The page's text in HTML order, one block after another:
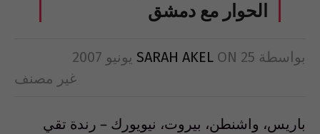
الحوار مع دمشق
بواسطة SARAH AKEL ON 25 يونيو 2007
غير مصنف
باريس، واشنطن، بيروت، نيويورك – رندة تقي